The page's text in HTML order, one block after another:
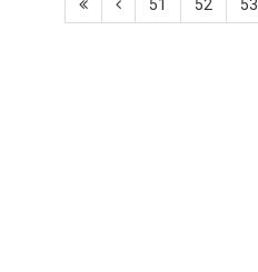
51 52 53